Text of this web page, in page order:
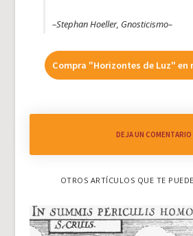
–Stephan Hoeller, Gnosticismo–
Compra "Horizontes de Luz" en
DEJA UN COMENTARIO
OTROS ARTÍCULOS QUE TE